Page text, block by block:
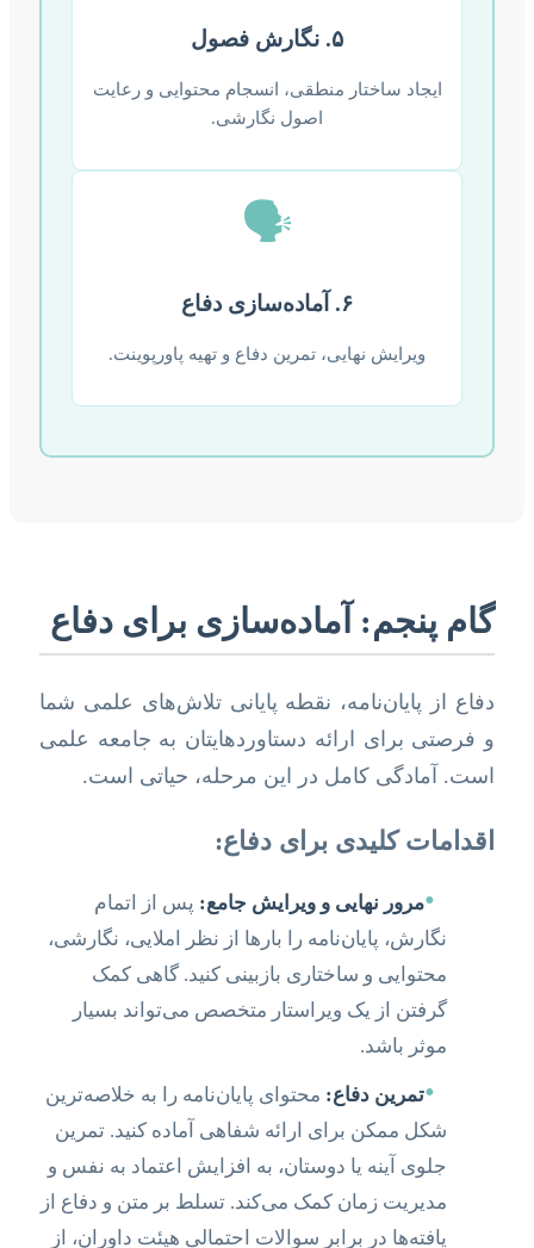
۵. نگارش فصول
ایجاد ساختار منطقی، انسجام محتوایی و رعایت
اصول نگارشی.
🗣️
۶. آماده‌سازی دفاع
ویرایش نهایی، تمرین دفاع و تهیه پاورپوینت.
گام پنجم: آماده‌سازی برای دفاع
دفاع از پایان‌نامه، نقطه پایانی تلاش‌های علمی شما
و فرصتی برای ارائه دستاوردهایتان به جامعه علمی
است. آمادگی کامل در این مرحله، حیاتی است.
اقدامات کلیدی برای دفاع:
•مرور نهایی و ویرایش جامع: پس از اتمام
نگارش، پایان‌نامه را بارها از نظر املایی، نگارشی،
محتوایی و ساختاری بازبینی کنید. گاهی کمک
گرفتن از یک ویراستار متخصص می‌تواند بسیار
موثر باشد.
•تمرین دفاع: محتوای پایان‌نامه را به خلاصه‌ترین
شکل ممکن برای ارائه شفاهی آماده کنید. تمرین
جلوی آینه یا دوستان، به افزایش اعتماد به نفس و
مدیریت زمان کمک می‌کند. تسلط بر متن و دفاع از
یافته‌ها در برابر سوالات احتمالی هیئت داوران، از